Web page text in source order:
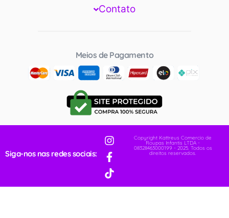
Contato
Meios de Pagamento
Siga-nos nas redes sociais:
Copyright Kattreus Comercio de
Roupas Infantis LTDA -
08328463000199 - 2025. Todos os
direitos reservados.